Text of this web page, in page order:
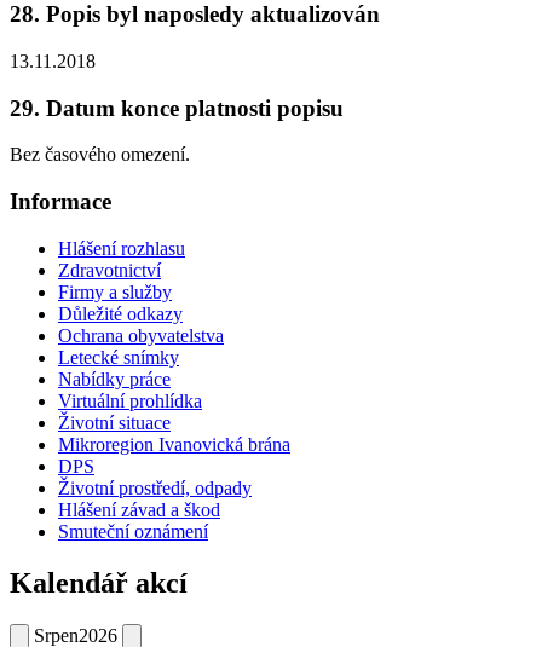
28. Popis byl naposledy aktualizován
13.11.2018
29. Datum konce platnosti popisu
Bez časového omezení.
Informace
Hlášení rozhlasu
Zdravotnictví
Firmy a služby
Důležité odkazy
Ochrana obyvatelstva
Letecké snímky
Nabídky práce
Virtuální prohlídka
Životní situace
Mikroregion Ivanovická brána
DPS
Životní prostředí, odpady
Hlášení závad a škod
Smuteční oznámení
Kalendář akcí
Srpen2026